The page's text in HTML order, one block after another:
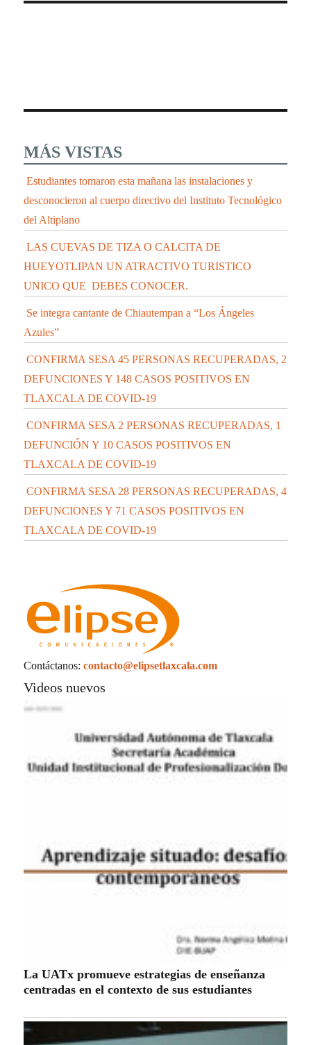
MÁS VISTAS
Estudiantes tomaron esta mañana las instalaciones y
desconocieron al cuerpo directivo del Instituto Tecnológico
del Altiplano
LAS CUEVAS DE TIZA O CALCITA DE
HUEYOTLIPAN UN ATRACTIVO TURISTICO
UNICO QUE DEBES CONOCER.
Se integra cantante de Chiautempan a “Los Ángeles
Azules”
CONFIRMA SESA 45 PERSONAS RECUPERADAS, 2
DEFUNCIONES Y 148 CASOS POSITIVOS EN
TLAXCALA DE COVID-19
CONFIRMA SESA 2 PERSONAS RECUPERADAS, 1
DEFUNCIÓN Y 10 CASOS POSITIVOS EN
TLAXCALA DE COVID-19
CONFIRMA SESA 28 PERSONAS RECUPERADAS, 4
DEFUNCIONES Y 71 CASOS POSITIVOS EN
TLAXCALA DE COVID-19
Contáctanos: contacto@elipsetlaxcala.com
Videos nuevos
La UATx promueve estrategias de enseñanza
centradas en el contexto de sus estudiantes